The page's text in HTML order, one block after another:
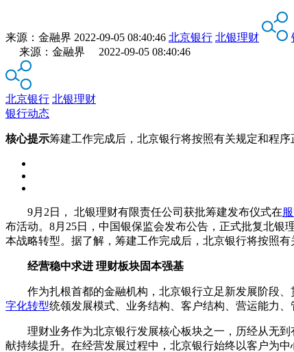
来源： 金融界 2022-09-05 08:40:46 北京银行 北银理财
来源：金融界 2022-09-05 08:40:46
北京银行 北银理财
银行动态
核心提示筹建工作完成后，北京银行将按照有关规定和程序
9月2日， 北银理财有限责任公司获批筹建发布仪式在
布活动。8月25日，中国银保监会发布公告，正式批复北
本战略转型。据了解，筹建工作完成后，北京银行将按照有
经营稳中求进 理财板块固本强基
作为扎根首都的金融机构，北京银行立足新发展阶段
字化转型统领发展模式、业务结构、客户结构、营运能力、
理财业务作为北京银行发展核心板块之一，历经从无
献持续提升。在经营发展过程中，北京银行始终以客户为